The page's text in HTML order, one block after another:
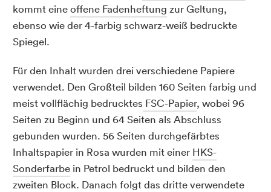
kommt eineoffene Fadenheftung zur Geltung,
ebenso wie der 4-farbig schwarz-weiß bedruckte
Spiegel.
Für den Inhalt wurden drei verschiedene Papiere
verwendet. Den Großteil bilden 160 Seiten farbig und
meist vollflächig bedrucktes FSC-Papier, wobei 96
Seiten zu Beginn und 64 Seiten als Abschluss
gebunden wurden. 56 Seiten durchgefärbtes
Inhaltspapier in Rosa wurden mit einer HKS-
Sonderfarbe in Petrol bedruckt und bilden den
zweiten Block. Danach folgt das dritte verwendete